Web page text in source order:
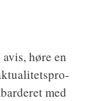
høre en
med